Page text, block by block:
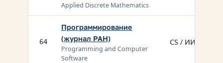
Applied Discrete Mathematics
64
Программирование
(журнал РАН)
Programming and Computer
Software
CS / ИИ